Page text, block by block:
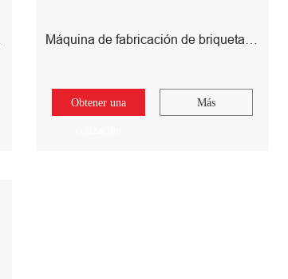
Obtener una Más